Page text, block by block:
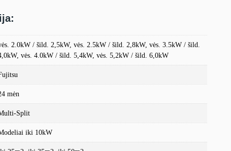
2.0kW / šild. 2,5kW, vės. 2.5kW / šild. 2,8kW, vės. 3.5kW / šild.
vės. 4.0kW / šild. 5,4kW, vės. 5,2kW / šild. 6,0kW
mėn
Split
iki 10kW